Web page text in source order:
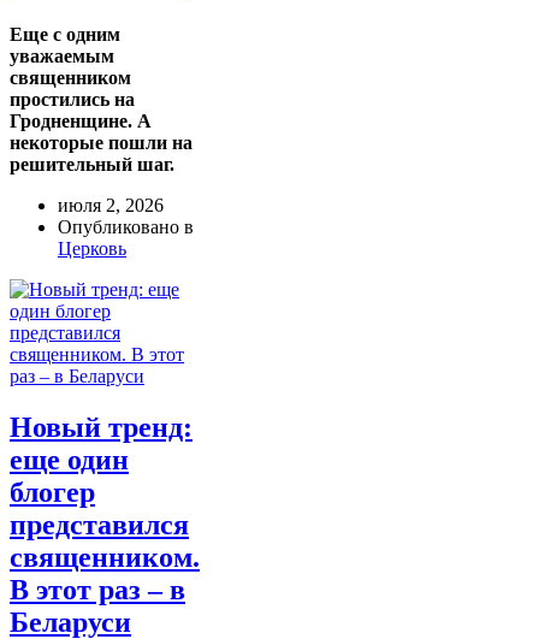
Еще с одним
уважаемым
священником
простились на
Гродненщине. А
некоторые пошли на
решительный шаг.
июля 2, 2026
Опубликовано в
Церковь
Новый тренд:
еще один
блогер
представился
священником.
В этот раз – в
Беларуси